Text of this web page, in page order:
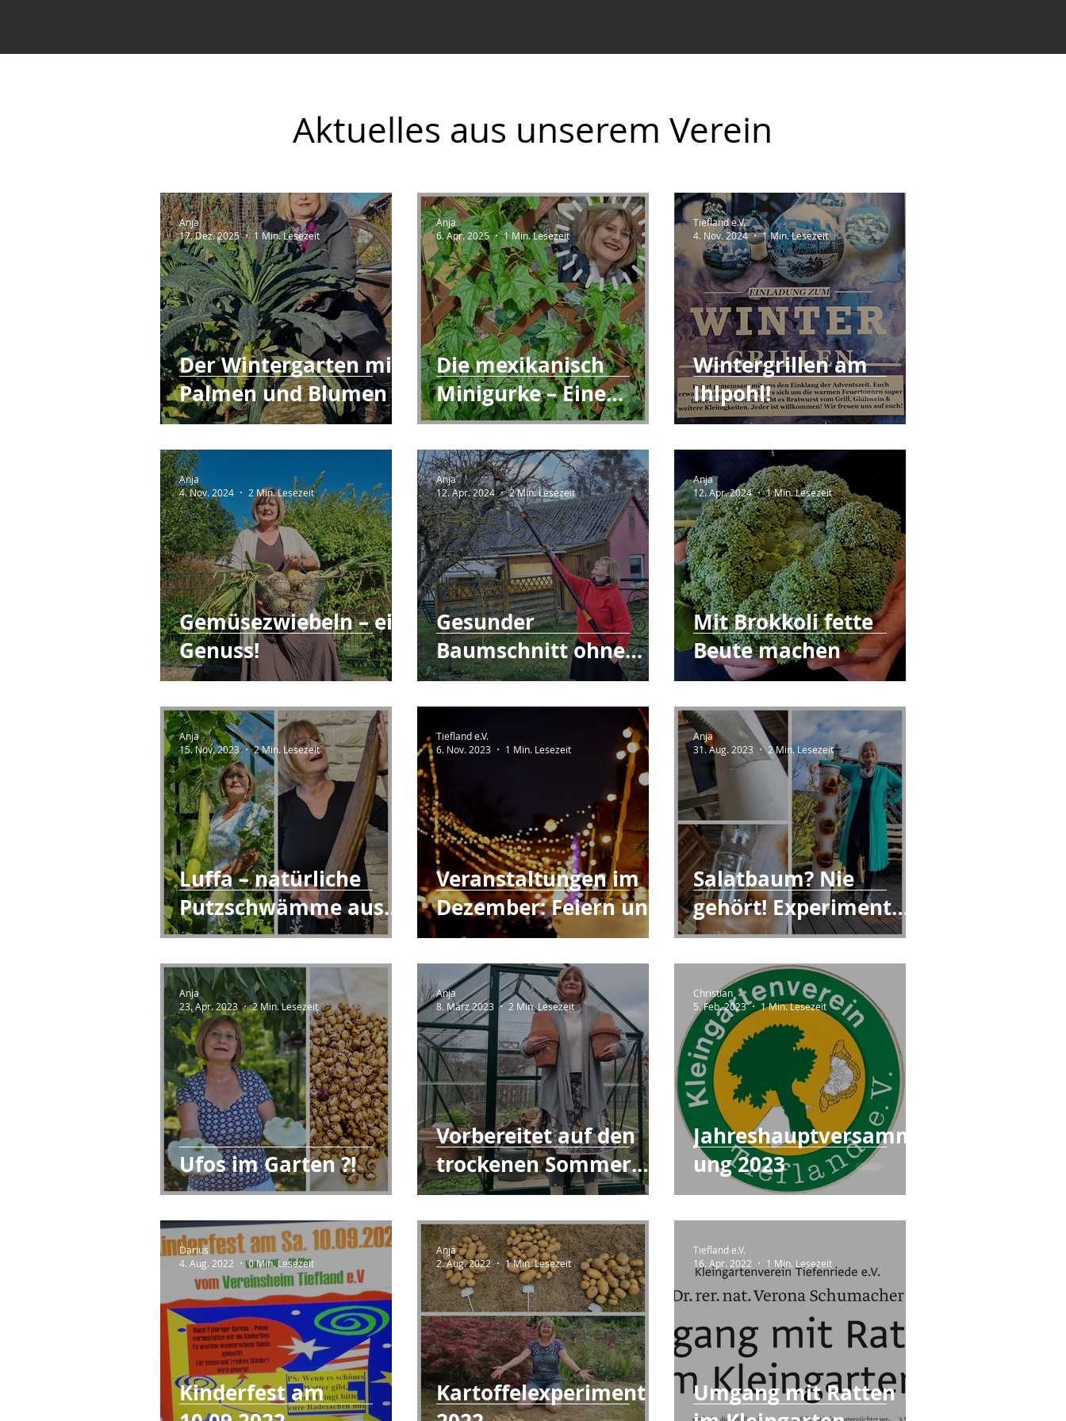
Aktuelles aus unserem Verein
Der Wintergarten mit
Palmen und Blumen
Anja
17. Dez. 2025
1 Min. Lesezeit
Die mexikanisch
Minigurke – Eine
kleine Exotin
Anja
6. Apr. 2025
1 Min. Lesezeit
Wintergrillen am
Ihlpohl!
Tiefland e.V.
4. Nov. 2024
1 Min. Lesezeit
Gemüsezwiebeln – ein
Genuss!
Anja
4. Nov. 2024
2 Min. Lesezeit
Gesunder
Baumschnitt ohne
Totalschaden. 5 Tipps
Anja
12. Apr. 2024
2 Min. Lesezeit
Mit Brokkoli fette
Beute machen
Anja
12. Apr. 2024
1 Min. Lesezeit
Luffa – natürliche
Putzschwämme aus
dem Beet
Anja
15. Nov. 2023
2 Min. Lesezeit
Veranstaltungen im
Dezember: Feiern und
Spaß für Kinder und
Erwachsene!
Tiefland e.V.
6. Nov. 2023
1 Min. Lesezeit
Salatbaum? Nie
gehört! Experiment
und die Aussaat im
Spätsommer.
Anja
31. Aug. 2023
2 Min. Lesezeit
Ufos im Garten ?!
Anja
23. Apr. 2023
2 Min. Lesezeit
Vorbereitet auf den
trockenen Sommer.
Weniger Gießen geht !
Anja
8. März 2023
2 Min. Lesezeit
Jahreshauptversamml
ung 2023
Christian
5. Feb. 2023
1 Min. Lesezeit
Kinderfest am
Darius
4. Aug. 2022
0 Min. Lesezeit
Kartoffelexperiment
Anja
2. Aug. 2022
1 Min. Lesezeit
Umgang mit Ratten
Tiefland e.V.
16. Apr. 2022
1 Min. Lesezeit